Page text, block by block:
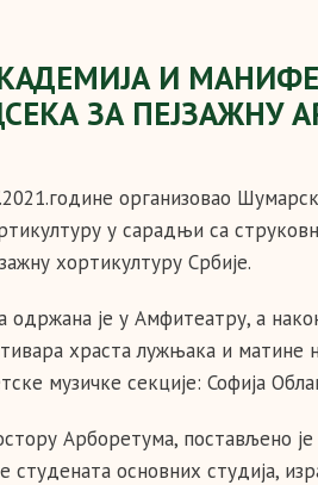
И
ЗА ПЕЈЗАЖНУ
организовао
у сарадњи са
хортикултуру Србије.
одржана је у Амфитеатру, а
храста лужњака и
музичке секције: Софија
Арборетумa, постављено
студената основних студија,